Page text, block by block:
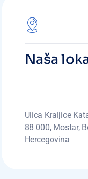
Naša
Ulica Kraljice
88 000, Mostar,
Hercegovina